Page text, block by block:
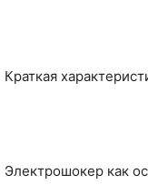
Краткая
Электрошокер как